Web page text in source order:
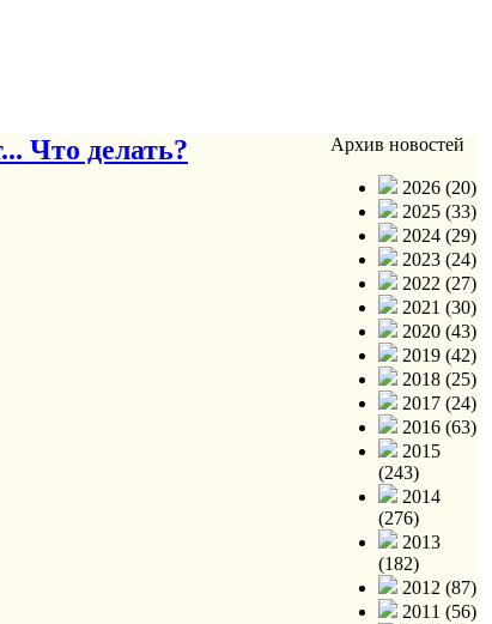
Что делать? Архив новостей
2026 (20)
2025 (33)
2024 (29)
2023 (24)
2022 (27)
2021 (30)
2020 (43)
2019 (42)
2018 (25)
2017 (24)
2016 (63)
2015
(243)
2014
(276)
2013
(182)
2012 (87)
2011 (56)